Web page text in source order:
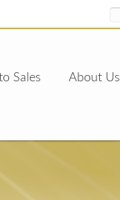
Sales About Us